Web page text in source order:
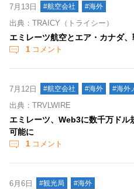
7月13日 #航空会社 #海外
出典：TRAICY（トライシー）
エミレーツ航空とエア・カナダ
1 コメント
7月12日 #航空会社 #海外 #海外
出典：TRVLWIRE
エミレーツ、Web3に数千万ドル
可能に
1 コメント
6月6日 #観光局 #海外